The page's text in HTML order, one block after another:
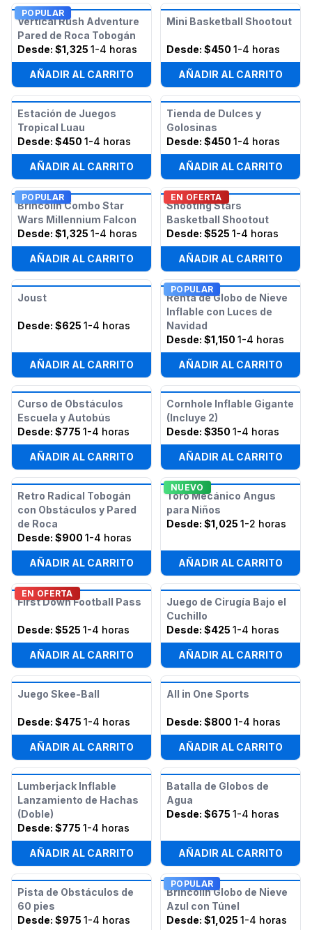
POPULAR
Vertical Rush Adventure
Pared de Roca Tobogán
Desde: $1,325 1-4 horas
AÑADIR AL CARRITO
Mini Basketball Shootout
Desde: $450 1-4 horas
AÑADIR AL CARRITO
Estación de Juegos
Tropical Luau
Desde: $450 1-4 horas
AÑADIR AL CARRITO
Tienda de Dulces y
Golosinas
Desde: $450 1-4 horas
AÑADIR AL CARRITO
POPULAR
Brincolín Combo Star
Wars Millennium Falcon
Desde: $1,325 1-4 horas
AÑADIR AL CARRITO
EN OFERTA
Shooting Stars
Basketball Shootout
Desde: $525 1-4 horas
AÑADIR AL CARRITO
Joust
Desde: $625 1-4 horas
AÑADIR AL CARRITO
POPULAR
Renta de Globo de Nieve
Inflable con Luces de
Navidad
Desde: $1,150 1-4 horas
AÑADIR AL CARRITO
Curso de Obstáculos
Escuela y Autobús
Desde: $775 1-4 horas
AÑADIR AL CARRITO
Cornhole Inflable Gigante
(Incluye 2)
Desde: $350 1-4 horas
AÑADIR AL CARRITO
Retro Radical Tobogán
con Obstáculos y Pared
de Roca
Desde: $900 1-4 horas
AÑADIR AL CARRITO
NUEVO
Toro Mecánico Angus
para Niños
Desde: $1,025 1-2 horas
AÑADIR AL CARRITO
EN OFERTA
First Down Football Pass
Desde: $525 1-4 horas
AÑADIR AL CARRITO
Juego de Cirugía Bajo el
Cuchillo
Desde: $425 1-4 horas
AÑADIR AL CARRITO
Juego Skee-Ball
Desde: $475 1-4 horas
AÑADIR AL CARRITO
All in One Sports
Desde: $800 1-4 horas
AÑADIR AL CARRITO
Lumberjack Inflable
Lanzamiento de Hachas
(Doble)
Desde: $775 1-4 horas
AÑADIR AL CARRITO
Batalla de Globos de
Agua
Desde: $675 1-4 horas
AÑADIR AL CARRITO
Pista de Obstáculos de
60 pies
Desde: $975 1-4 horas
POPULAR
Brincolín Globo de Nieve
Azul con Túnel
Desde: $1,025 1-4 horas